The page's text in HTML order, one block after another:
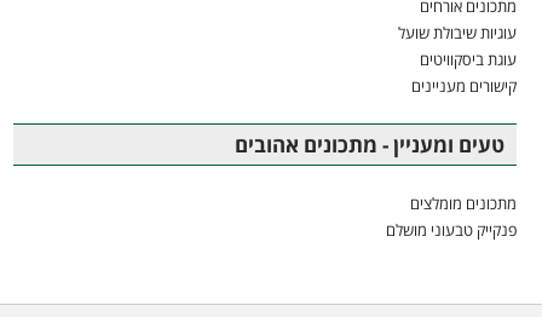
מתכונים אורחים
עוגיות שיבולת שועל
עוגת ביסקוויטים
קישורים מעניינים
טעים ומעניין - מתכונים אהובים
מתכונים מומלצים
פנקייק טבעוני מושלם